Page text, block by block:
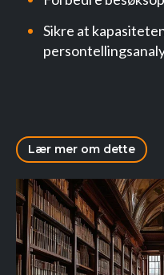
Sikre at
Lær mer om dette